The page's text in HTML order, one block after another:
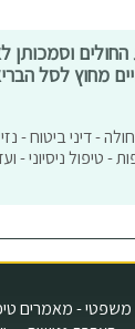
החולים
מחוץ לסל
- דיני ביטוח -
- טיפול ניסיוני -
משפטי - מאמרים